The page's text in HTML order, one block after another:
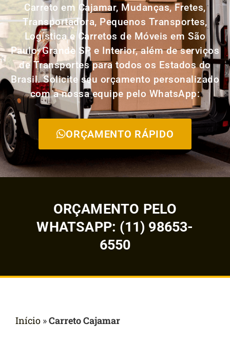
Carreto em Cajamar, Mudanças, Fretes,
Transportadora, Pequenos Transportes,
Logística e Carretos de Móveis em São
Paulo, Grande SP e Interior, além de serviços
de Transportes para todos os Estados do
Brasil. Solicite seu orçamento personalizado
com a nossa equipe pelo WhatsApp:
ORÇAMENTO RÁPIDO
ORÇAMENTO PELO
WHATSAPP: (11) 98653-
6550
Início »Carreto Cajamar